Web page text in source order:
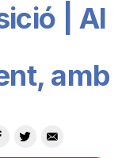
| Al
amb